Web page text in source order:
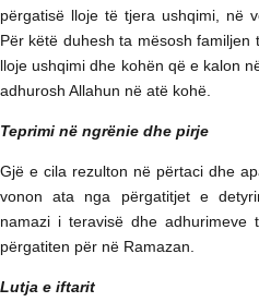
përgatisë lloje të tjera ushqimi, në
Për këtë duhesh ta mësosh
lloje ushqimi dhe kohën që e kalon
adhurosh Allahun në atë kohë.
Teprimi në ngrënie dhe pirje
Gjë e cila rezulton në përtaci dhe
vonon ata nga përgatitjet e
namazi i teravisë dhe
përgatiten për në Ramazan.
Lutja e iftarit